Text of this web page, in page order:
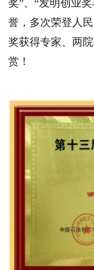
奖”、“发明创业
誉，多次荣登人
奖获得专家、两
赏！